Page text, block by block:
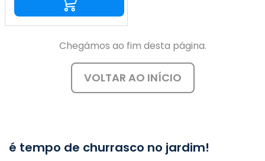
Chegámos ao fim desta página.
VOLTAR AO INÍCIO
é tempo de churrasco no jardim!